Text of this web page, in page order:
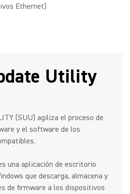
Ethernet)
Utility
(SUU) agiliza el proceso de
y el software de los
una aplicación de escritorio
que descarga, almacena y
de firmware a los dispositivos